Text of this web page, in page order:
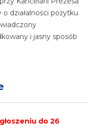
działalności pożytku
i jasny sposób
do 26